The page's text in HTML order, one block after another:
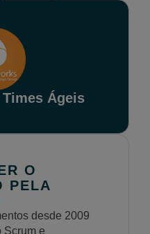
Ágeis
O
PELA
desde 2009
Scrum e